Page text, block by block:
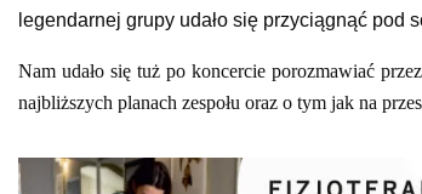
legendarnej grupy udało się przyciągnąć pod
Nam udało się tuż po koncercie porozmawiać
najbliższych planach zespołu oraz o tym jak na